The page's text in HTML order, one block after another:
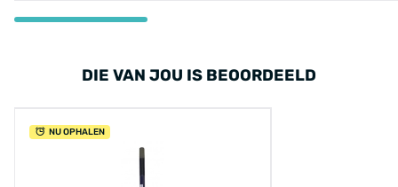
DIE VAN JOU IS BEOORDEELD
NU OPHALEN